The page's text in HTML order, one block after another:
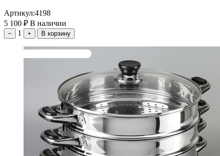
Артикул:4198
5 100 ₽ В наличии
− 1 + В корзину